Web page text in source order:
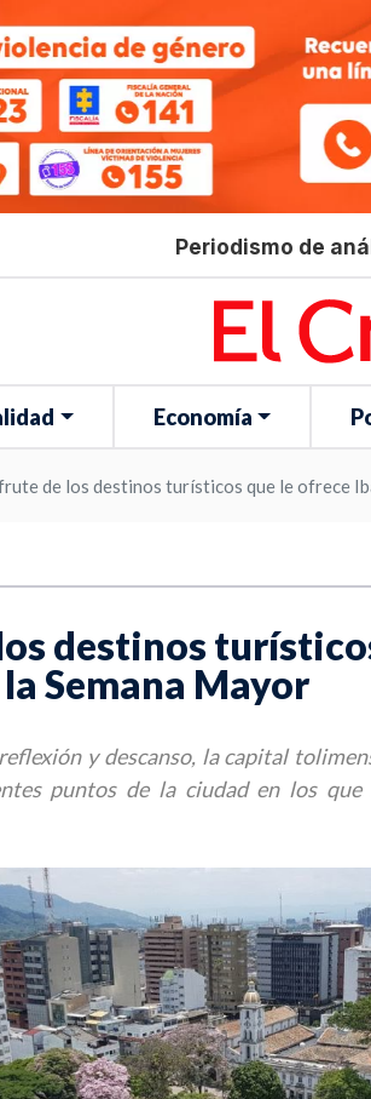
Periodismo de
Economía
de los destinos turísticos que le ofrece
destinos
Semana Mayor
y descanso, la capital
puntos de la ciudad en los que